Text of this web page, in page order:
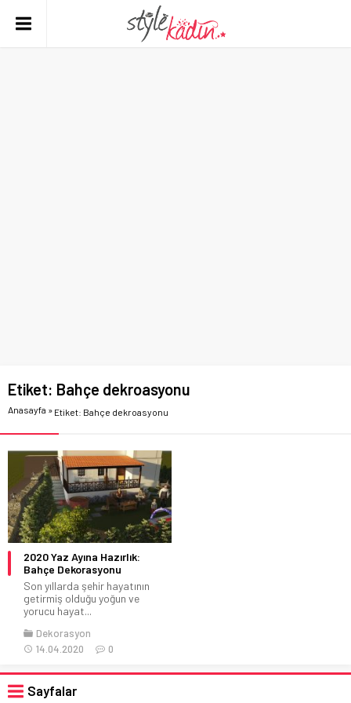
Etiket: Bahçe dekroasyonu
Anasayfa » Etiket: Bahçe dekroasyonu
2020 Yaz Ayına Hazırlık:
Bahçe Dekorasyonu
Son yıllarda şehir hayatının
getirmiş olduğu yoğun ve
yorucu hayat...
Dekorasyon
14.04.2020
0
Sayfalar